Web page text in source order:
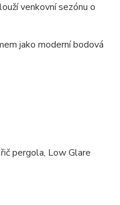
venkovní sezónu o
jako moderní bodová